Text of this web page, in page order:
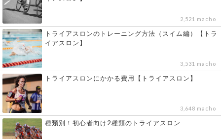
2,521 macho
トライアスロンのトレーニング方法（スイム編）【トラ
イアスロン】
3,531 macho
トライアスロンにかかる費用【トライアスロン】
3,648 macho
種類別！初心者向け2種類のトライアスロン